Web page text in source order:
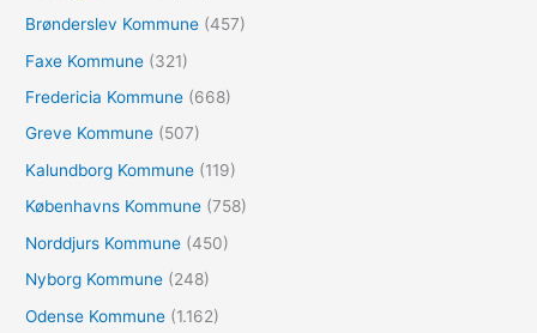
e
r
Brønderslev Kommune (457)
Faxe Kommune (321)
Fredericia Kommune (668)
Greve Kommune (507)
Kalundborg Kommune (119)
Københavns Kommune (758)
Norddjurs Kommune (450)
Nyborg Kommune (248)
Odense Kommune (1.162)